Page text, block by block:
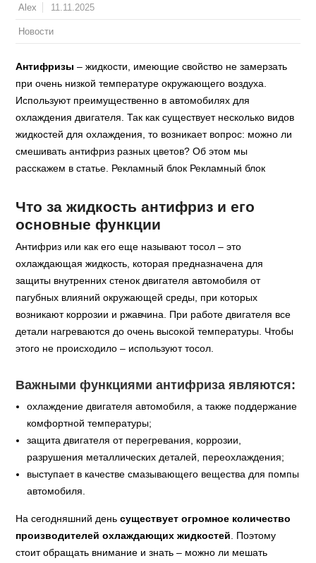
Alex 11.11.2025
Новости
Антифризы– жидкости, имеющие свойство не замерзать
при очень низкой температуре окружающего воздуха.
Используют преимущественно в автомобилях для
охлаждения двигателя. Так как существует несколько видов
жидкостей для охлаждения, то возникает вопрос: можно ли
смешивать антифриз разных цветов? Об этом мы
расскажем в статье. Рекламный блок Рекламный блок
Что за жидкость антифриз и его
основные функции
Антифриз или как его еще называют тосол – это
охлаждающая жидкость, которая предназначена для
защиты внутренних стенок двигателя автомобиля от
пагубных влияний окружающей среды, при которых
возникают коррозии и ржавчина. При работе двигателя все
детали нагреваются до очень высокой температуры. Чтобы
этого не происходило – используют тосол.
Важными функциями антифриза являются:
охлаждение двигателя автомобиля, а также поддержание
комфортной температуры;
защита двигателя от перегревания, коррозии,
разрушения металлических деталей, переохлаждения;
выступает в качестве смазывающего вещества для помпы
автомобиля.
На сегодняшний деньсуществует огромное количество
производителей охлаждающих жидкостей . Поэтому
стоит обращать внимание и знать – можно ли мешать